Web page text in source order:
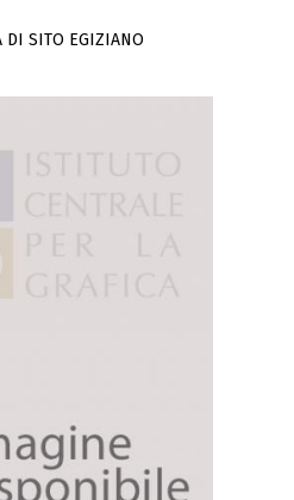
DI SITO EGIZIANO